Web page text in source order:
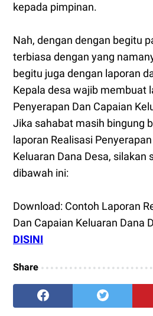
kepada pimpinan.
Nah, dengan dengan begitu
terbiasa dengan yang
begitu juga dengan laporan
Kepala desa wajib membuat
Penyerapan Dan Capaian
Jika sahabat masih bingung
laporan Realisasi
Keluaran Dana Desa, silakan
dibawah ini:
Download: Contoh Laporan
Dan Capaian Keluaran Dana
DISINI
Share